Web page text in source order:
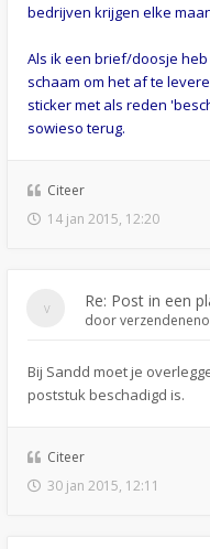
bedrijven krijgen elke
Als ik een brief/doosje
schaam om het af te
sticker met als reden
sowieso terug.
Citeer
14 jan 2015, 12:20
Re: Post in een
door
Bij Sandd moet je
poststuk beschadigd is.
Citeer
30 jan 2015, 12:11